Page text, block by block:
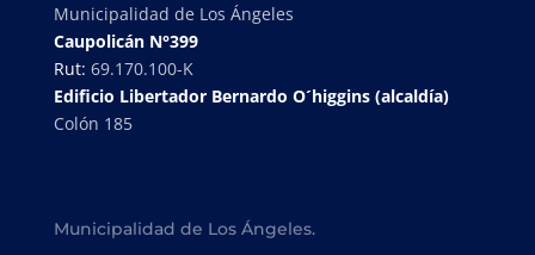
Municipalidad de Los Ángeles
Caupolicán N°399
Rut: 69.170.100-K
Edificio Libertador Bernardo O´higgins (alcaldía)
Colón 185
Municipalidad de Los Ángeles.